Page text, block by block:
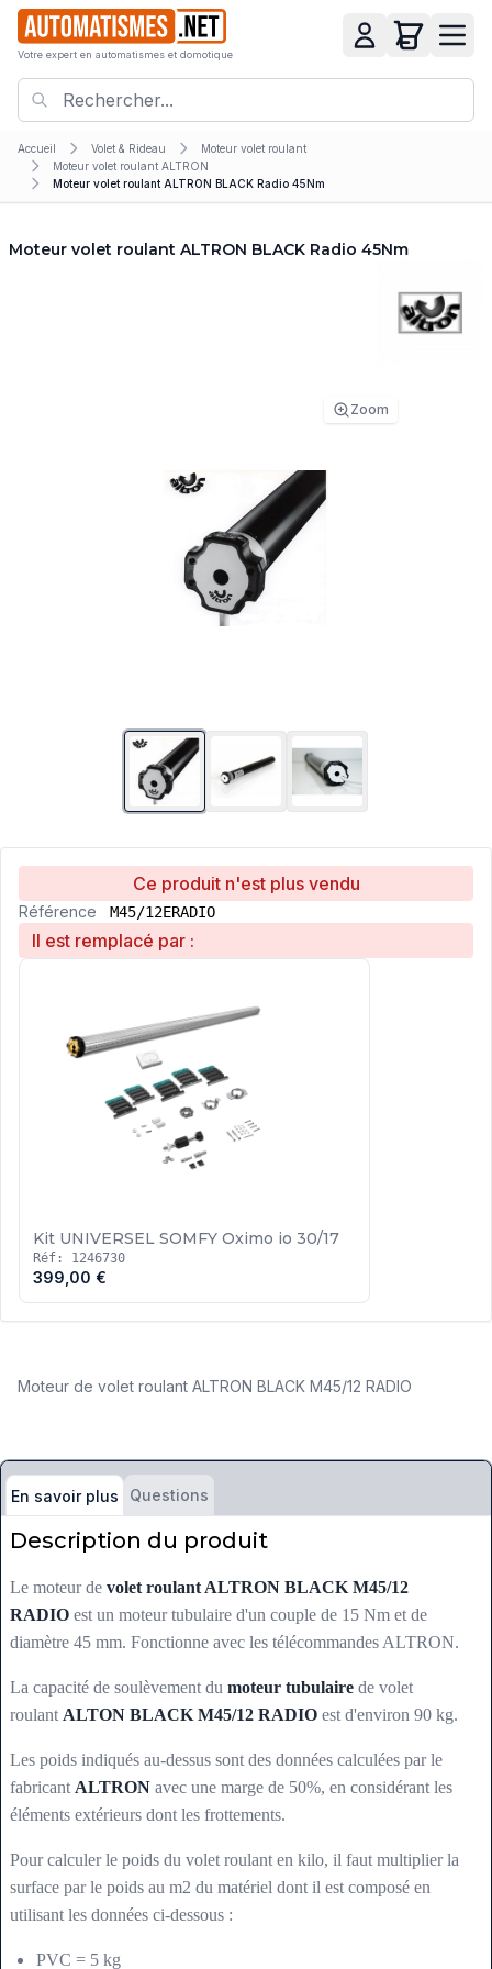
Votre expert en automatismes et domotique
Accueil Volet & Rideau
Moteur volet roulant
Moteur volet roulant ALTRON
Moteur volet roulant ALTRON BLACK Radio 45Nm
Moteur volet roulant ALTRON BLACK Radio 45Nm
Zoom
Ce produit n'est plus vendu
Référence M45/12ERADIO
Il est remplacé par :
Kit UNIVERSEL SOMFY Oximo io 30/17
Réf: 1246730
399,00 €
Moteur de volet roulant ALTRON BLACK M45/12 RADIO
En savoir plus Questions
Description du produit
Le moteur de volet roulant ALTRON BLACK M45/12
RADIO est un moteur tubulaire d'un couple de 15 Nm et de
diamètre 45 mm. Fonctionne avec les télécommandes ALTRON.
La capacité de soulèvement du moteur tubulaire de volet
roulant ALTON BLACK M45/12 RADIO est d'environ 90 kg.
Les poids indiqués au-dessus sont des données calculées par le
fabricant ALTRON avec une marge de 50%, en considérant les
éléments extérieurs dont les frottements.
Pour calculer le poids du volet roulant en kilo, il faut multiplier la
surface par le poids au m2 du matériel dont il est composé en
utilisant les données ci-dessous :
PVC = 5 kg